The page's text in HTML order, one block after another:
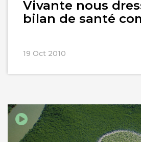
Vivante nous
bilan de santé
19 Oct 2010